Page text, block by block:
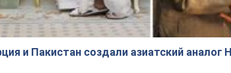
и Пакистан создали азиатский аналог